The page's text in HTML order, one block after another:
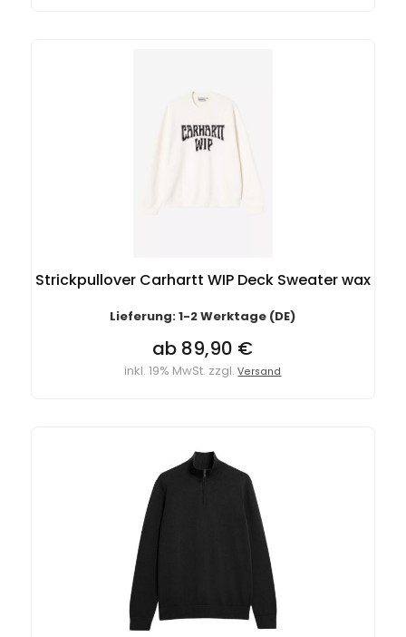
Strickpullover Carhartt WIP Deck Sweater wax
Lieferung: 1-2 Werktage (DE)
ab 89,90 €
inkl. 19% MwSt. zzgl.Versand